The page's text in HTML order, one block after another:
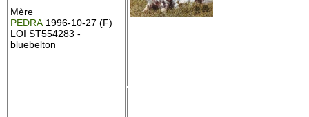
Mère
PEDRA 1996-10-27 (F)
LOI ST554283 -
bluebelton